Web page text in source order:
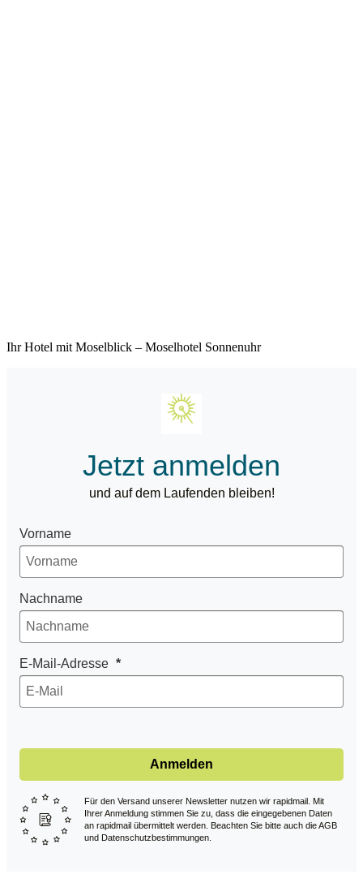
Ihr Hotel mit Moselblick – Moselhotel Sonnenuhr
Jetzt anmelden
und auf dem Laufenden bleiben!
Vorname
Nachname
E-Mail-Adresse
Anmelden
Für den Versand unserer Newsletter nutzen wir rapidmail. Mit
Ihrer Anmeldung stimmen Sie zu, dass die eingegebenen Daten
an rapidmail übermittelt werden. Beachten Sie bitte auch die AGB
und Datenschutzbestimmungen.